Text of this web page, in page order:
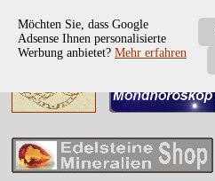
Möchten Sie, dass Google
Adsense Ihnen personalisierte
Werbung anbietet? Mehr erfahren